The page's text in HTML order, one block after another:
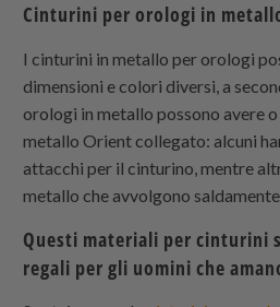
Cinturini per orologi in
I cinturini in metallo per orologi
dimensioni e colori diversi, a
orologi in metallo possono avere
metallo Orient collegato: alcuni
attacchi per il cinturino, mentre
metallo che avvolgono
Questi materiali per cinturini
regali per gli uomini che